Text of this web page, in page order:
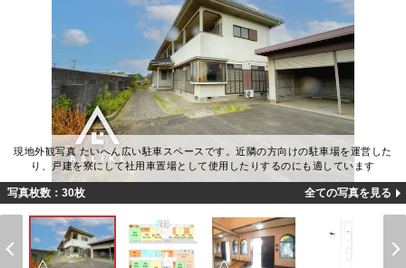
現地外観写真 たいへん広い駐車スペースです。近隣の方向けの駐車場を運営した
り、戸建を寮にして社用車置場として使用したりするのにも適しています
写真枚数：30枚 全ての写真を見る